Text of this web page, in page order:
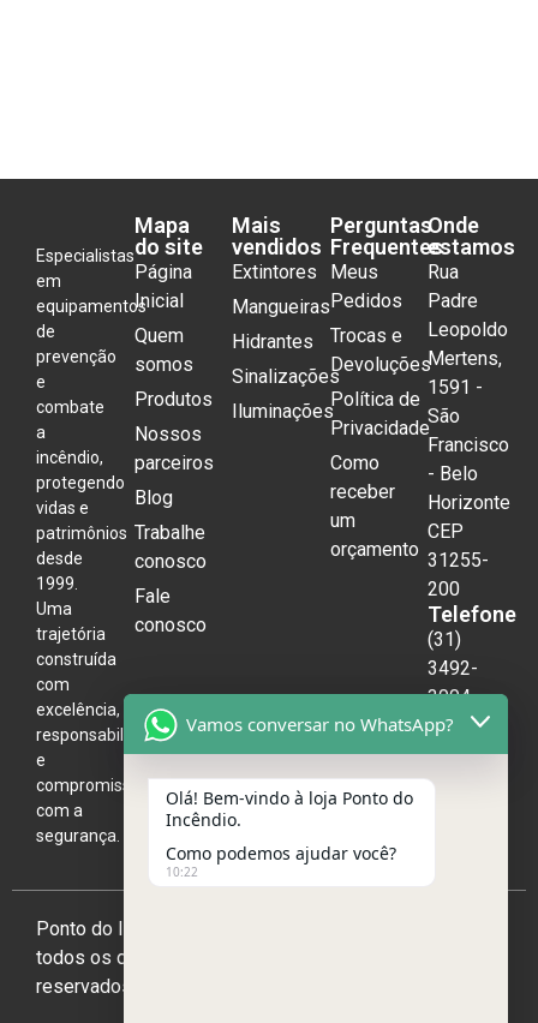
Especialistas
em
equipamentos
de
prevenção
e
combate
a
incêndio,
protegendo
vidas e
patrimônios
desde
1999.
Uma
trajetória
construída
com
excelência,
responsabilidade
e
compromisso
com a
segurança.
Mapa
do site
Página
Inicial
Quem
somos
Produtos
Nossos
parceiros
Blog
Trabalhe
conosco
Fale
conosco
Mais
vendidos
Extintores
Mangueiras
Hidrantes
Sinalizações
Iluminações
Perguntas
Frequentes
Meus
Pedidos
Trocas e
Devoluções
Política de
Privacidade
Como
receber
um
orçamento
Onde
estamos
Rua
Padre
Leopoldo
Mertens,
1591 -
São
Francisco
- Belo
Horizonte
CEP
31255-
200
Telefone
(31)
3492-
3004
Ponto do Incêndio 2026,
todos os direitos
reservados
Vamos conversar no WhatsApp?
Olá! Bem-vindo à loja Ponto do
Incêndio.
Como podemos ajudar você?
10:22